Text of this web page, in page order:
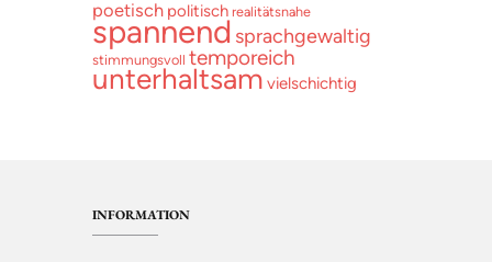
poetisch politisch realitätsnahe
spannend sprachgewaltig
stimmungsvoll temporeich
unterhaltsam vielschichtig
INFORMATION